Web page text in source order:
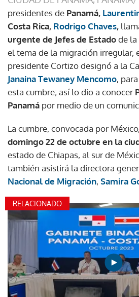
presidentes de Panamá,
Costa Rica, Rodrigo Chaves,
urgente de Jefes de Estadode
el tema de la migración irregular,
presidente Cortizo designó a la
Janaina Tewaney Mencomo,
esta cumbre; así lo dio a conocer
Panamá por medio de un
La cumbre, convocada por
domingo 22 de octubre en la
estado de Chiapas, al sur de
también asistirá la directora
Nacional de Migración, Samira
RELACIONADO